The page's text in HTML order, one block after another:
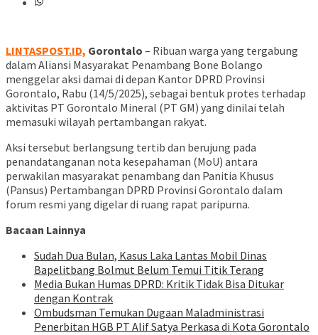
LINTASPOST.ID, Gorontalo – Ribuan warga yang tergabung
dalam Aliansi Masyarakat Penambang Bone Bolango
menggelaraksi damai di depan Kantor DPRD Provinsi
Gorontalo, Rabu (14/5/2025), sebagai bentuk protes terhadap
aktivitas PT Gorontalo Mineral (PT GM) yang dinilai telah
memasuki wilayah pertambangan rakyat.
Aksi tersebut berlangsung tertib dan berujung pada
penandatanganan nota kesepahaman (MoU) antara
perwakilan masyarakat penambang dan Panitia Khusus
(Pansus) Pertambangan DPRD Provinsi Gorontalo dalam
forum resmi yang digelardi ruang rapat paripurna.
Bacaan Lainnya
Sudah Dua Bulan, Kasus Laka Lantas Mobil Dinas
Bapelitbang Bolmut Belum Temui Titik Terang
Media Bukan Humas DPRD: Kritik Tidak Bisa Ditukar
dengan Kontrak
Ombudsman Temukan Dugaan Maladministrasi
Penerbitan HGB PT Alif Satya Perkasa di Kota Gorontalo